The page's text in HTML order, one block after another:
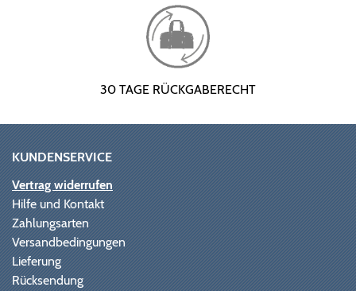
30 TAGE RÜCKGABERECHT
KUNDENSERVICE
Vertrag widerrufen
Hilfe und Kontakt
Zahlungsarten
Versandbedingungen
Lieferung
Rücksendung